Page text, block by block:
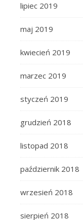
lipiec 2019
maj 2019
kwiecień 2019
marzec 2019
styczeń 2019
grudzień 2018
listopad 2018
październik 2018
wrzesień 2018
sierpień 2018